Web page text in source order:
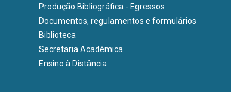
Produção Bibliográfica - Egressos
Documentos, regulamentos e formulários
Biblioteca
Secretaria Acadêmica
Ensino à Distância